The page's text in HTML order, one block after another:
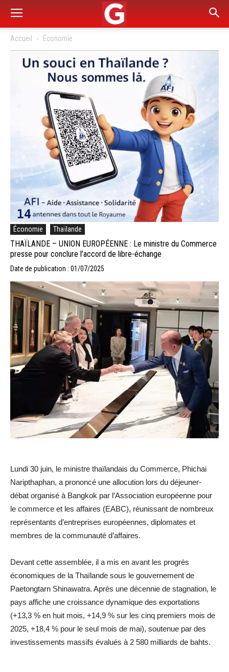
Accueil Économie
Économie Thaïlande
THAÏLANDE – UNION EUROPÉENNE : Le ministre du Commerce
presse pour conclure l’accord de libre-échange
Date de publication : 01/07/2025
Lundi 30 juin, le ministre thaïlandais du Commerce, Phichai
Naripthaphan, a prononcé une allocution lors du déjeuner-
débat organisé à Bangkok par l’Association européenne pour
le commerce et les affaires (EABC), réunissant de nombreux
représentants d’entreprises européennes, diplomates et
membres de la communauté d’affaires.
Devant cette assemblée, il a mis en avant les progrès
économiques de la Thaïlande sous le gouvernement de
Paetongtarn Shinawatra. Après une décennie de stagnation, le
pays affiche une croissance dynamique des exportations
(+13,3 % en huit mois, +14,9 % sur les cinq premiers mois de
2025, +18,4 % pour le seul mois de mai), soutenue par des
investissements massifs évalués à 2 580 milliards de bahts.